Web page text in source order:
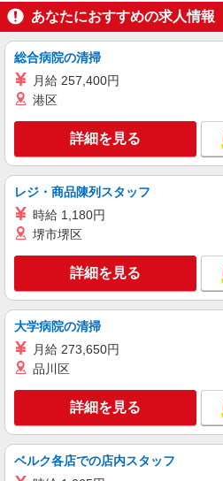
通費全支給(ガソリ
本宮市 二本松
キープ
株式会社kotrio /●SD-H-1896314
本宮市＠有料老
報酬、充実研修♪
時給1450円〜
本宮市 二本松
キープ
株式会社kotrio /●SD-H-2066545
本宮市★未経験OK
時給1350円〜
通費全支給(ガソリ
福島県本宮市本
キープ
あなたにおすすめの求人情報
総合病院の清掃
月給 257,400円
港区
詳細を見る
レジ・商品陳列スタッフ
時給 1,180円
堺市堺区
詳細を見る
大学病院の清掃
月給 273,650円
品川区
詳細を見る
ベルク各店での店内スタッフ